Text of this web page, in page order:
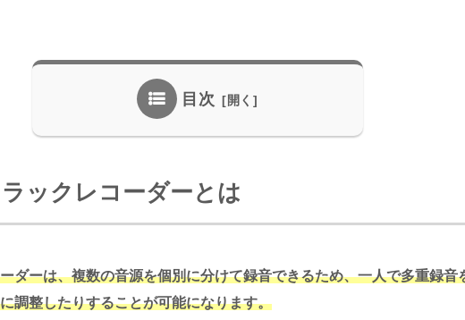
目次
ックレコーダーとは
ダーは、複数の音源を個別に分けて録音できるため、一人で多重録音
調整したりすることが可能になります。